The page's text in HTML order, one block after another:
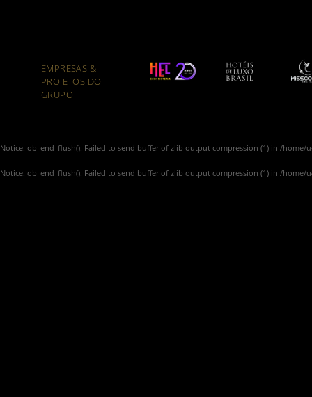
EMPRESAS &
PROJETOS DO
GRUPO
Notice: ob_end_flush(): Failed to send buffer of zlib output compression (1) in /home/
Notice: ob_end_flush(): Failed to send buffer of zlib output compression (1) in /home/